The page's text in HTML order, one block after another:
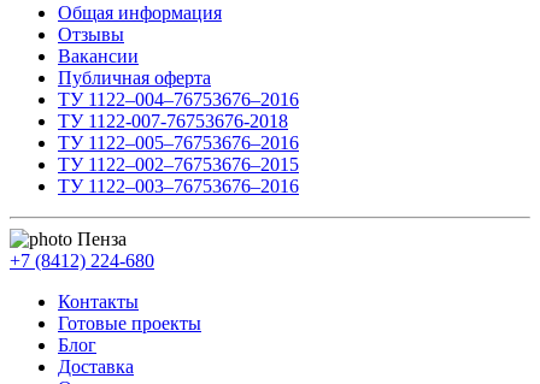
Общая информация
Отзывы
Вакансии
Публичная оферта
ТУ 1122–004–76753676–2016
ТУ 1122-007-76753676-2018
ТУ 1122–005–76753676–2016
ТУ 1122–002–76753676–2015
ТУ 1122–003–76753676–2016
Пенза
+7 (8412) 224-680
Контакты
Готовые проекты
Блог
Доставка